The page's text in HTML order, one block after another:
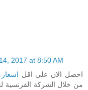
2017 at 8:50 AM
احصل الان علي اقل
من خلال الشركة الفرنسية